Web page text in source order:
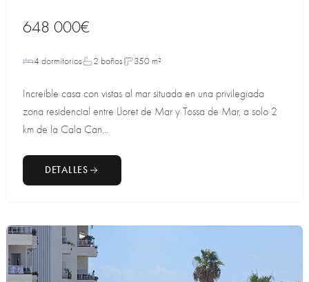
648 000€
4 dormitorios 2 baños 350 m²
Increíble casa con vistas al mar situada en una privilegiada
zona residencial entre Lloret de Mar y Tossa de Mar, a solo 2
km de la Cala Can...
DETALLES